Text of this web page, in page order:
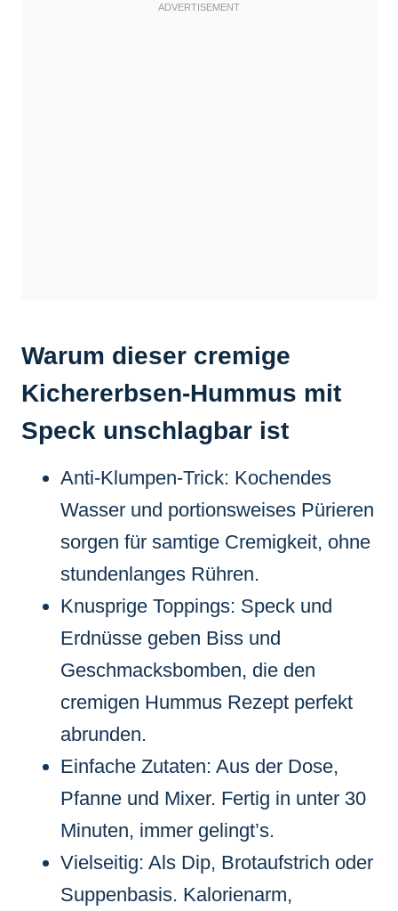
Warum dieser cremige
Kichererbsen-Hummus mit
Speck unschlagbar ist
Anti-Klumpen-Trick: Kochendes
Wasser und portionsweises Pürieren
sorgen für samtige Cremigkeit, ohne
stundenlanges Rühren.
Knusprige Toppings: Speck und
Erdnüsse geben Biss und
Geschmacksbomben, die den
cremigen Hummus Rezept perfekt
abrunden.
Einfache Zutaten: Aus der Dose,
Pfanne und Mixer. Fertig in unter 30
Minuten, immer gelingt’s.
Vielseitig: Als Dip, Brotaufstrich oder
Suppenbasis. Kalorienarm,